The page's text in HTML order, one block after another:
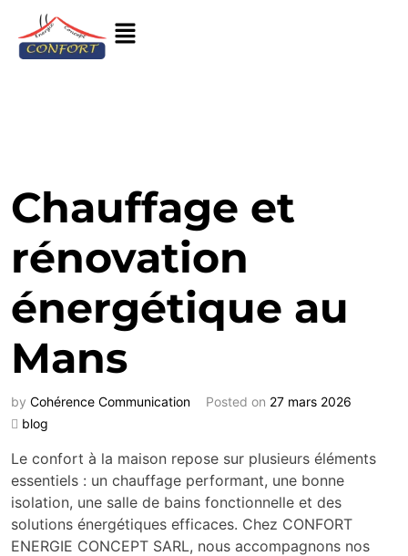
Chauffage et
rénovation
énergétique au
Mans
by Cohérence Communication Posted on 27 mars 2026
blog
Le confort à la maison repose sur plusieurs éléments
essentiels : un chauffage performant, une bonne
isolation, une salle de bains fonctionnelle et des
solutions énergétiques efficaces. Chez CONFORT
ENERGIE CONCEPT SARL, nous accompagnons nos